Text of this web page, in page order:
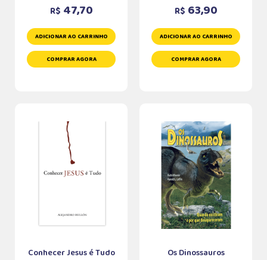
R$ 47,70
ADICIONAR AO CARRINHO
COMPRAR AGORA
R$ 63,90
ADICIONAR AO CARRINHO
COMPRAR AGORA
Conhecer Jesus é Tudo Os Dinossauros